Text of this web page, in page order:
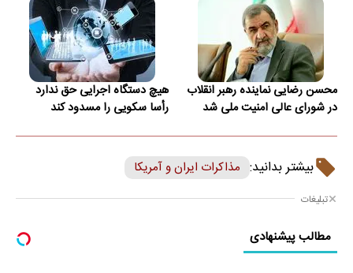
محسن رضایی نماینده رهبر انقلاب
در شورای عالی امنیت ملی شد
هیچ دستگاه اجرایی حق ندارد
رأسا سکویی را مسدود کند
بیشتر بدانید: مذاکرات ایران و آمریکا
تبلیغات
مطالب پیشنهادی